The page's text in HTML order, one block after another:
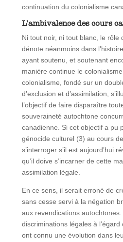
continuation du colonialisme
L’ambivalence des cours
Ni tout noir, ni tout blanc, le rôle
dénote néanmoins dans
ayant soutenu, et soutenant
manière continue le
colonialisme, fondé sur un
d’exclusion et d’assimilation,
l’objectif de faire disparaître
souveraineté autochtone
canadienne. Si cet objectif a pu
génocide culturel (3) au cours
s’interroger s’il est aujourd’hui
qu’il doive s’incarner de cette
assimilation légale.
En ce sens, il serait erroné de
sans cesse servi à la négation
aux revendications
discriminations légales à
ont connu une évolution dans